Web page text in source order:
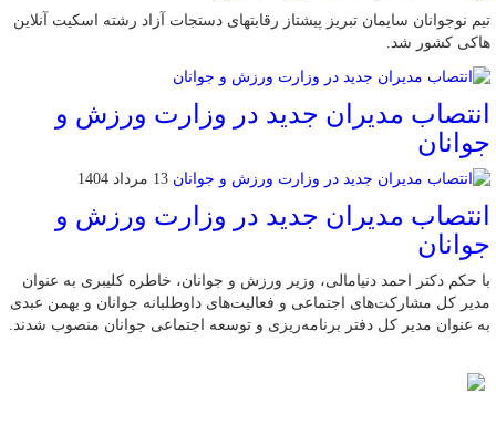
تیم نوجوانان سایمان تبریز پیشتاز رقابتهای دستجات آزاد رشته اسکیت آنلاین
هاکی کشور شد.
انتصاب مدیران جدید در وزارت ورزش و
جوانان
13 مرداد 1404
انتصاب مدیران جدید در وزارت ورزش و
جوانان
با حکم دکتر احمد دنیامالی، وزیر ورزش و جوانان، خاطره کلیبری به عنوان
مدیر کل مشارکت‌های اجتماعی و فعالیت‌های داوطلبانه جوانان و بهمن عبدی
به عنوان مدیر کل دفتر برنامه‌ریزی و توسعه اجتماعی جوانان منصوب شدند.